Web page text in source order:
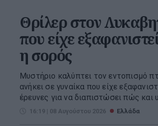
Θρίλερ στον
που είχε
η σορός
Μυστήριο καλύπτει τον εντοπισμό
ανήκει σε γυναίκα που είχε
έρευνες για να διαπιστώσει πώς και
16:19 | 08 Αυγούστου 2026 Ελλάδα